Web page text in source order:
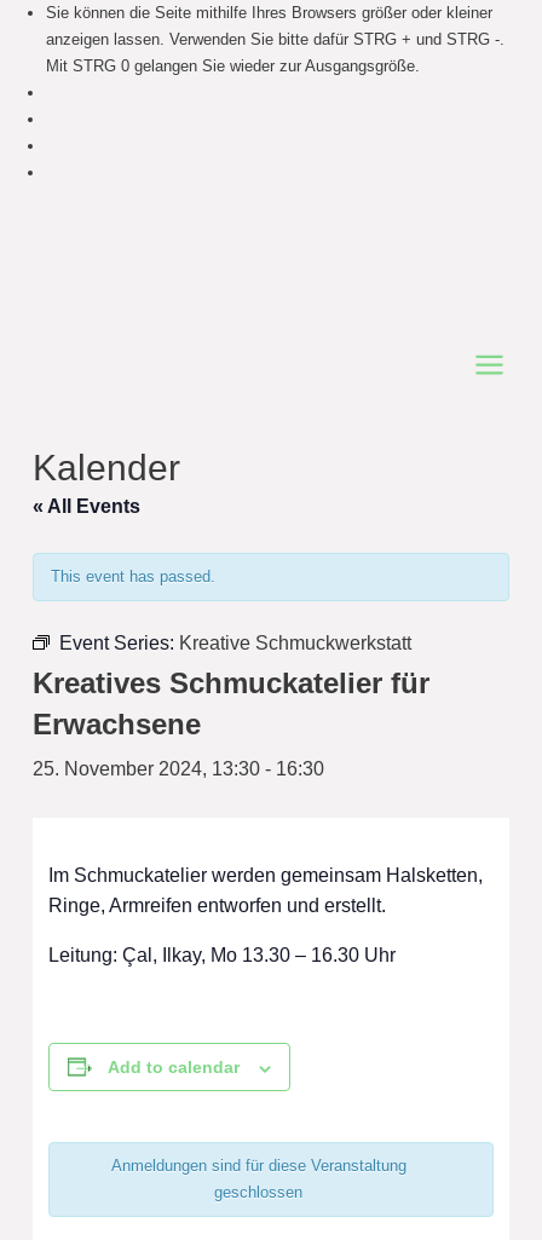
Sie können die Seite mithilfe Ihres Browsers größer oder kleiner
anzeigen lassen. Verwenden Sie bitte dafür STRG + und STRG -.
Mit STRG 0 gelangen Sie wieder zur Ausgangsgröße.
Main
Kalender
« All Events
This event has passed.
Event Series: Kreative Schmuckwerkstatt
Kreatives Schmuckatelier für
Erwachsene
25. November 2024, 13:30- 16:30
Im Schmuckatelier werden gemeinsam Halsketten,
Ringe, Armreifen entworfen und erstellt.
Leitung: Çal, Ilkay, Mo 13.30 – 16.30 Uhr
Add to calendar
Anmeldungen sind für diese Veranstaltung
geschlossen